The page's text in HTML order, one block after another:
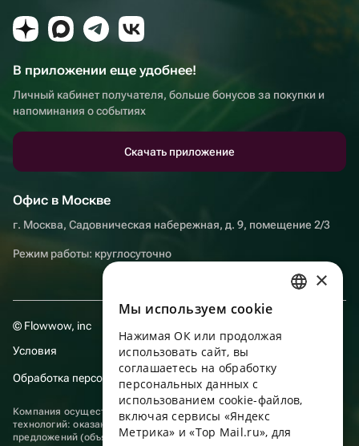
В приложении еще удобнее!
Личный кабинет получателя, больше бонусов за покупки и
напоминания о событиях
Скачать приложение
Офис в Москве
г. Москва, Садовническая набережная, д. 9, помещение 2/3
Режим работы: круглосуточно
© Flowwow, inc
Условия
Обработка персональных данных
Компания осуществляет деятельность в области информационных
технологий: оказание услуг в сети “Интернет” по размещению
предложений (объявлений) продавцов о реализации товаров.
ENGLISH
UKRAINIAN
PORTUGUESE
×
Мы используем сookie
Нажимая ОК или продолжая
использовать сайт, вы
соглашаетесь на обработку
персональных данных с
использованием cookie-файлов,
включая сервисы «Яндекс
Метрика» и «Top Mail.ru», для